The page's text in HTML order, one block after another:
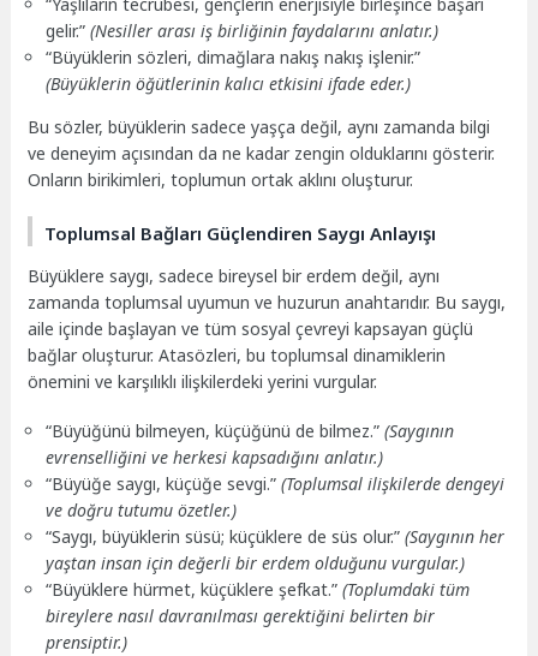
gelir.”(Nesiller arası iş birliğinin faydalarını anlatır.)
“Büyüklerin sözleri, dimağlara nakış nakış işlenir.”
(Büyüklerin öğütlerinin kalıcı etkisini ifade eder.)
Bu sözler, büyüklerin sadece yaşça değil, aynı zamanda bilgi
ve deneyim açısından da ne kadar zengin olduklarını gösterir.
Onların birikimleri, toplumun ortak aklını oluşturur.
Toplumsal Bağları Güçlendiren Saygı Anlayışı
Büyüklere saygı, sadece bireysel bir erdem değil, aynı
zamanda toplumsal uyumun ve huzurun anahtarıdır. Bu saygı,
aile içinde başlayan ve tüm sosyal çevreyi kapsayan güçlü
bağlar oluşturur. Atasözleri, bu toplumsal dinamiklerin
önemini ve karşılıklı ilişkilerdeki yerini vurgular.
“Büyüğünü bilmeyen, küçüğünü de bilmez.”(Saygının
evrenselliğini ve herkesi kapsadığını anlatır.)
“Büyüğe saygı, küçüğe sevgi.”(Toplumsal ilişkilerde dengeyi
ve doğru tutumu özetler.)
“Saygı, büyüklerin süsü; küçüklere de süs olur.”(Saygının her
yaştan insan için değerli bir erdem olduğunu vurgular.)
“Büyüklere hürmet, küçüklere şefkat.”(Toplumdaki tüm
bireylere nasıl davranılması gerektiğini belirten bir
prensiptir.)